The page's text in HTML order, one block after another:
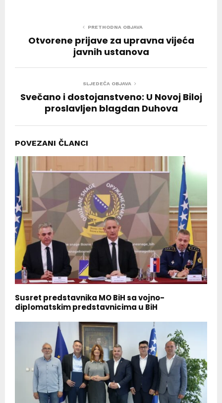
PRETHODNA OBJAVA
Otvorene prijave za upravna vijeća
javnih ustanova
SLJEDEĆA OBJAVA
Svečano i dostojanstveno: U Novoj Biloj
proslavljen blagdan Duhova
POVEZANI ČLANCI
Susret predstavnika MO BiH sa vojno-
diplomatskim predstavnicima u BiH